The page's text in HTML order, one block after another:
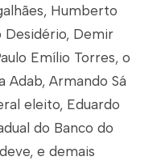
Humberto
Desidério, Demir
Emílio Torres, o
Adab, Armando Sá
eleito, Eduardo
do Banco do
e demais